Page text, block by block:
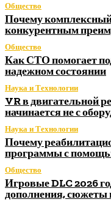
Общество
Почему
конкурентным
Общество
Как СТО помогает
надежном состоянии
Наука и Технологии
VR в двигательной
начинается не с
Наука и Технологии
Почему
программы с
Общество
Игровые DLC 2026
дополнения, сюжеты